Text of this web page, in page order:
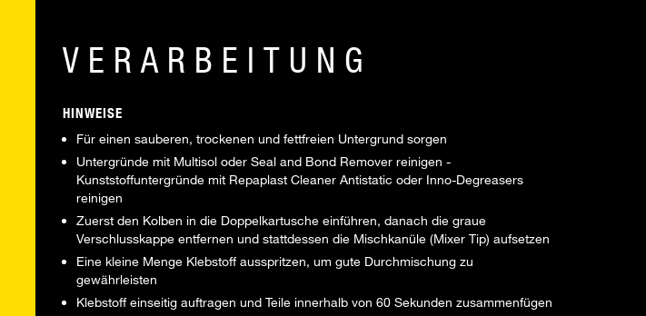
VERARBEITUNG
HINWEISE
Für einen sauberen, trockenen und fettfreien Untergrund sorgen
Untergründe mit Multisol oder Seal and Bond Remover reinigen -
Kunststoffuntergründe mit Repaplast Cleaner Antistatic oder Inno-Degreasers
reinigen
Zuerst den Kolben in die Doppelkartusche einführen, danach die graue
Verschlusskappe entfernen und stattdessen die Mischkanüle (Mixer Tip) aufsetzen
Eine kleine Menge Klebstoff ausspritzen, um gute Durchmischung zu
gewährleisten
Klebstoff einseitig auftragen und Teile innerhalb von 60 Sekunden zusammenfügen